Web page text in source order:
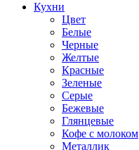
Кухни
Цвет
Белые
Черные
Желтые
Красные
Зеленые
Серые
Бежевые
Глянцевые
Кофе с молоком
Металлик